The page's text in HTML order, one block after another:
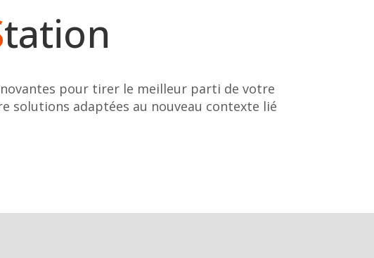
tation
pour tirer le meilleur parti de votre
solutions adaptées au nouveau contexte lié